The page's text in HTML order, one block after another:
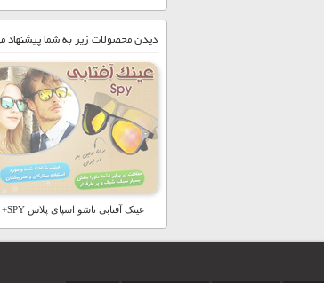
دیدن محصولات زیر به شما پیشنهاد
عینک آفتابی تاشو اسپای پلاس SPY+